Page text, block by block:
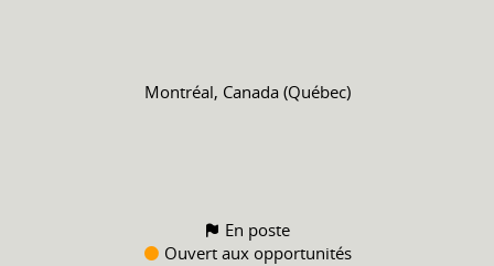
Montréal, Canada (Québec)
En poste
Ouvert aux opportunités